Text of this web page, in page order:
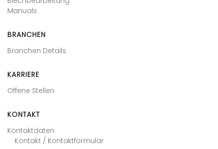
Manuals
BRANCHEN
Branchen Details
KARRIERE
Offene Stellen
KONTAKT
Kontaktdaten
Kontakt / Kontaktformular